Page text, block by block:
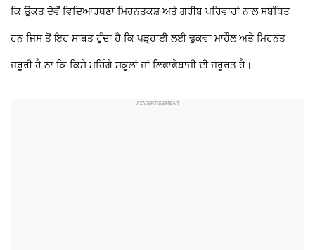
ਕਿ ਉਕਤ ਦੋਵੇਂ ਵਿਦਿਆਰਥਣਾ ਮਿਹਨਤਕਸ਼ ਅਤੇ ਗਰੀਬ ਪਰਿਵਾਰਾਂ ਨਾਲ ਸਬੰਧਿਤ
ਹਨ ਜਿਸ ਤੋਂ ਇਹ ਸਾਬਤ ਹੁੰਦਾ ਹੈ ਕਿ ਪੜ੍ਹਾਈ ਲਈ ਢੁਕਵਾ ਮਾਹੌਲ ਅਤੇ ਮਿਹਨਤ
ਜਰੂਰੀ ਹੈ ਨਾ ਕਿ ਕਿਸੇ ਮਹਿੰਗੇ ਸਕੂਲਾਂ ਜਾਂ ਲਿਫਾਫੇਬਾਜੀ ਦੀ ਜਰੂਰਤ ਹੈ।